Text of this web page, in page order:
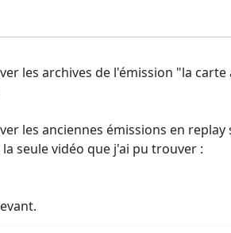
les archives de l'émission "la
les anciennes émissions en
seule vidéo que j'ai pu trouver :